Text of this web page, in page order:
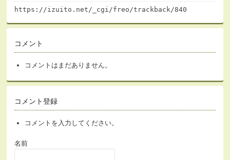
https://izuito.net/_cgi/freo/trackback/840
コメント
コメントはまだありません。
コメント登録
コメントを入力してください。
名前